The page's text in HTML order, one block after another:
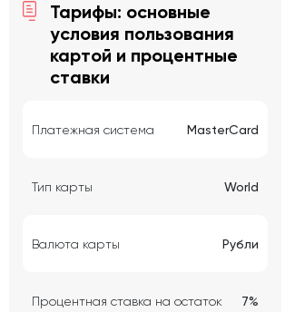
Тарифы: основные
условия пользования
картой и процентные
ставки
Платежная система MasterCard
Тип карты World
Валюта карты Рубли
Процентная ставка на остаток 7%